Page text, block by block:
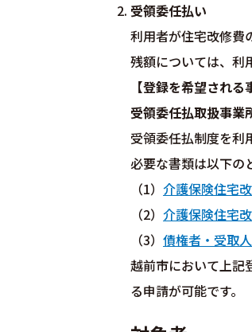
受領委任払い
利用者が住宅改修費
残額については、利
【登録を希望される
受領委任払取扱事業
受領委任払制度を利
必要な書類は以下の
（1） 介護保険住宅
（2） 介護保険住宅
（3） 債権者・受取
越前市において上記
る申請が可能です。